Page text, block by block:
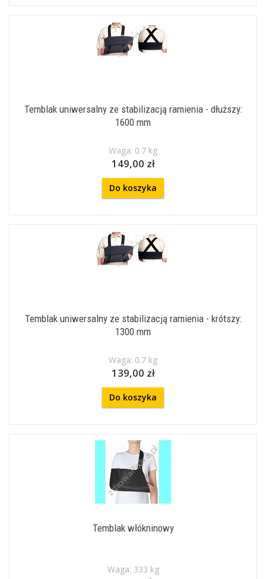
Temblak uniwersalny ze stabilizacją ramienia - dłuższy:
1600 mm
Waga: 0.7 kg
149,00 zł
Do koszyka
Temblak uniwersalny ze stabilizacją ramienia - krótszy:
1300 mm
Waga: 0.7 kg
139,00 zł
Do koszyka
Temblak włókninowy
Waga: 333 kg